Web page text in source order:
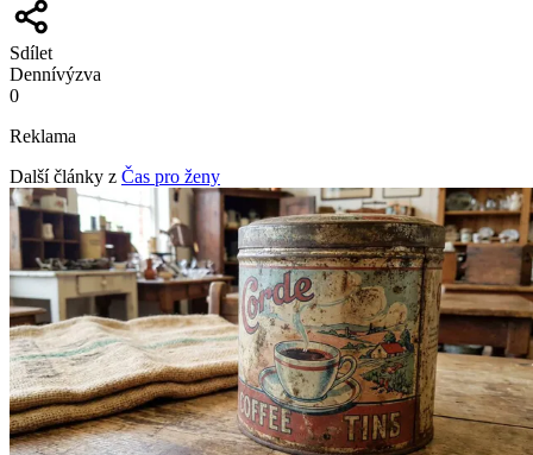
Sdílet
Dennívýzva
0
Reklama
Další články z Čas pro ženy